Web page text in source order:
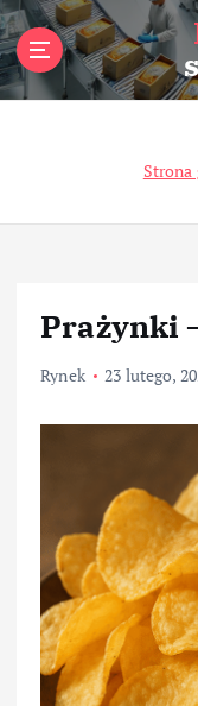
S
k
i
p
n
Strona
Prażynki
Rynek 23 lutego,